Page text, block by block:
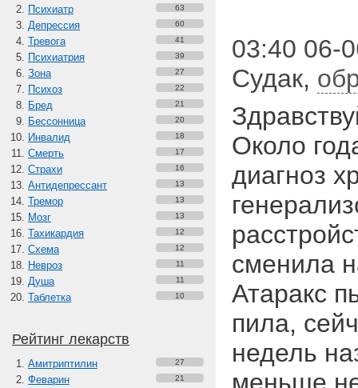
Психиатр 63
Депрессия 60
Тревога 41
Психиатрия 39
Зона 27
Психоз 22
Бред 21
Бессонница 20
Инвалид 18
Смерть 17
Страхи 16
Антидепрессант 13
Тремор 13
Мозг 13
Тахикардия 12
Схема 12
Невроз 11
Душа 11
Таблетка 10
Рейтинг лекарств
Амитриптилин 27
Феварин 21
03:40 06-
Судак,
Около
диагноз
сменила
Атаракс
пила,
недель